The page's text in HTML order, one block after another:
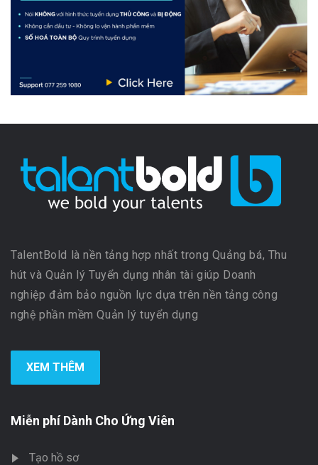
TalentBold là nền tảng hợp nhất trong Quảng bá, Thu
hút và Quản lý Tuyển dụng nhân tài giúp Doanh
nghiệp đảm bảo nguồn lực dựa trên nền tảng công
nghệ phần mềm Quản lý tuyển dụng
XEM THÊM
Miễn phí Dành Cho Ứng Viên
Tạo hồ sơ